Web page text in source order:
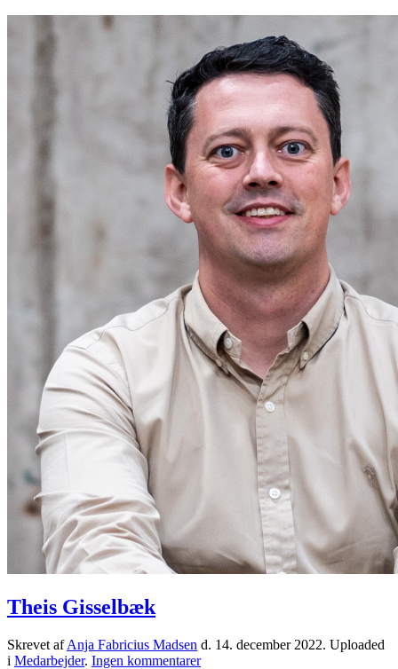
Theis Gisselbæk
Skrevet afAnja Fabricius Madsen d. 14. december 2022. Uploaded
i Medarbejder. Ingen kommentarertil